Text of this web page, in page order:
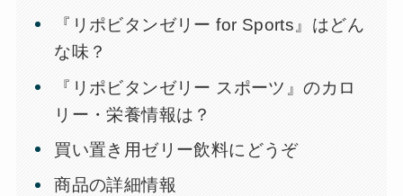
『リポビタンゼリー for Sports』はどん
な味？
『リポビタンゼリー スポーツ』のカロ
リー・栄養情報は？
買い置き用ゼリー飲料にどうぞ
商品の詳細情報